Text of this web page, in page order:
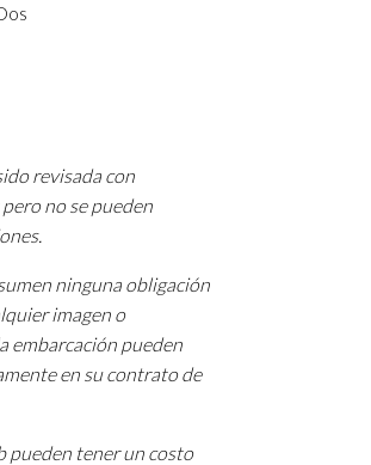
revisada con
no se pueden
ninguna obligación
imagen o
embarcación pueden
en su contrato de
pueden tener un costo